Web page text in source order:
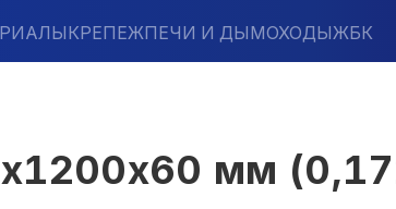
КРЕПЕЖПЕЧИ И ДЫМОХОДЫЖБК
мм